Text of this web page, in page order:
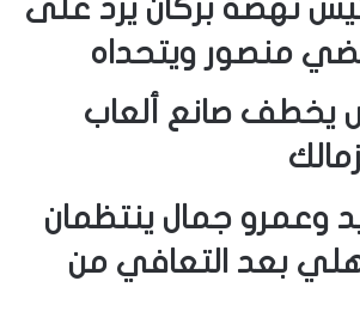
نهضة بركان يرد على
منصور ويتحداه
يخطف صانع ألعاب
وعمرو جمال ينتظمان
بعد التعافي من